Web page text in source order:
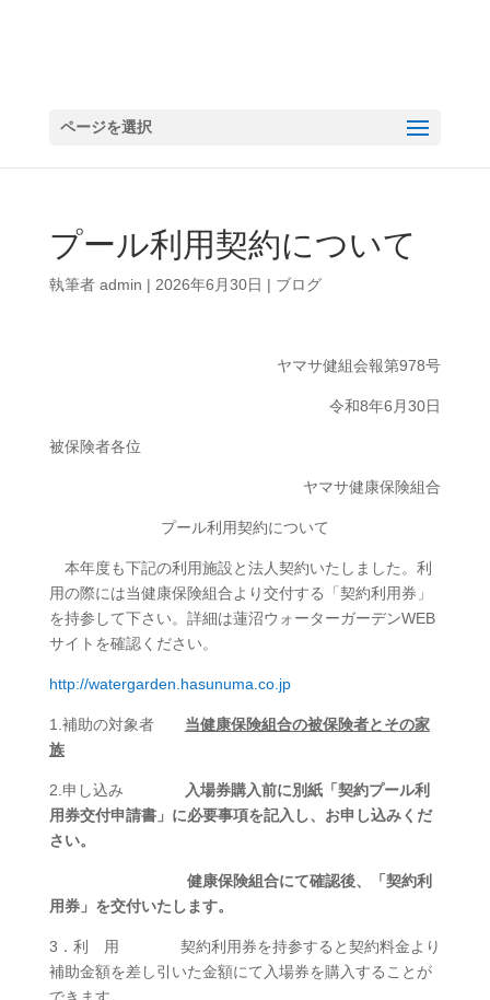
ページを選択
プール利用契約について
執筆者 admin | 2026年6月30日 | ブログ
ヤマサ健組会報第978号
令和8年6月30日
被保険者各位
ヤマサ健康保険組合
プール利用契約について
本年度も下記の利用施設と法人契約いたしました。利
用の際には当健康保険組合より交付する「契約利用券」
を持参して下さい。詳細は蓮沼ウォーターガーデンWEB
サイトを確認ください。
http://watergarden.hasunuma.co.jp
1.補助の対象者 当健康保険組合の被保険者とその家
族
2.申し込み
入場券購入前に別紙「契約プール利
用券交付申請書」に必要事項を記入し、お申し込みくだ
さい。
健康保険組合にて確認後、「契約利
用券」を交付いたします。
3．利 用 契約利用券を持参すると契約料金より
補助金額を差し引いた金額にて入場券を購入することが